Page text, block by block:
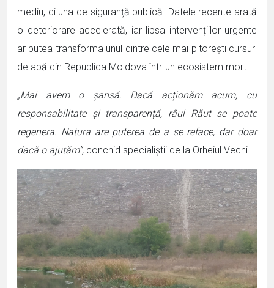
mediu, ci una de siguranță publică. Datele recente arată
o deteriorare accelerată, iar lipsa intervențiilor urgente
ar putea transforma unul dintre cele mai pitorești cursuri
de apă din Republica Moldova într-un ecosistem mort.
„Mai avem o șansă. Dacă acționăm acum, cu
responsabilitate și transparență, râul Răut se poate
regenera. Natura are puterea de a se reface, dar doar
dacă o ajutăm”, conchid specialiștii de la Orheiul Vechi.